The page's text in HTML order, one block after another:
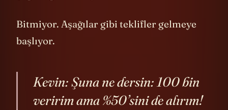
Bitmiyor. Aşağılar gibi teklifler gelmeye
Kevin: Şuna ne dersin: 100 bin